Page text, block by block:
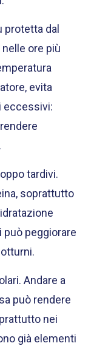
protetta dal
ore più
evita
eccessivi:
tardivi.
soprattutto
può peggiorare
Andare a
può rendere
nei
già elementi